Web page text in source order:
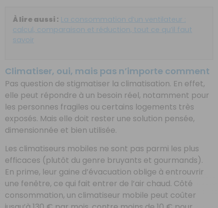
À lire aussi : La consommation d’un ventilateur :
calcul, comparaison et réduction, tout ce qu’il faut
savoir
Climatiser, oui, mais pas n’importe comment
Pas question de stigmatiser la climatisation. En effet,
elle peut répondre à un besoin réel, notamment pour
les personnes fragiles ou certains logements très
exposés. Mais elle doit rester une solution pensée,
dimensionnée et bien utilisée.
Les climatiseurs mobiles ne sont pas parmi les plus
efficaces (plutôt du genre bruyants et gourmands).
En prime, leur gaine d’évacuation oblige à entrouvrir
une fenêtre, ce qui fait entrer de l’air chaud. Côté
consommation, un climatiseur mobile peut coûter